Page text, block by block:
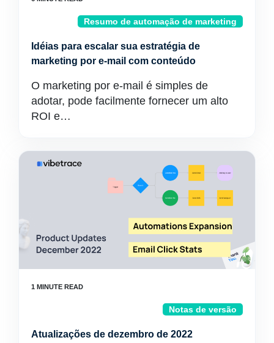
Resumo de automação de marketing
Idéias para escalar sua estratégia de
marketing por e-mail com conteúdo
O marketing por e-mail é simples de
adotar, pode facilmente fornecer um alto
ROI e…
Notas de versão
Atualizações de dezembro de 2022